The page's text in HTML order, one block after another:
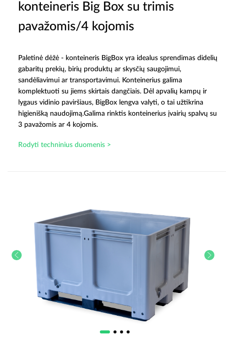
konteineris Big Box su trimis
pavažomis/4 kojomis
Paletinė dėžė - konteineris BigBox yra idealus sprendimas didelių
gabaritų prekių, birių produktų ar skysčių saugojimui,
sandėliavimui ar transportavimui. Konteinerius galima
komplektuoti su jiems skirtais dangčiais. Dėl apvalių kampų ir
lygaus vidinio paviršiaus, BigBox lengva valyti, o tai užtikrina
higienišką naudojimą.Galima rinktis konteinerius įvairių spalvų su
3 pavažomis ar 4 kojomis.
Rodyti techninius duomenis >